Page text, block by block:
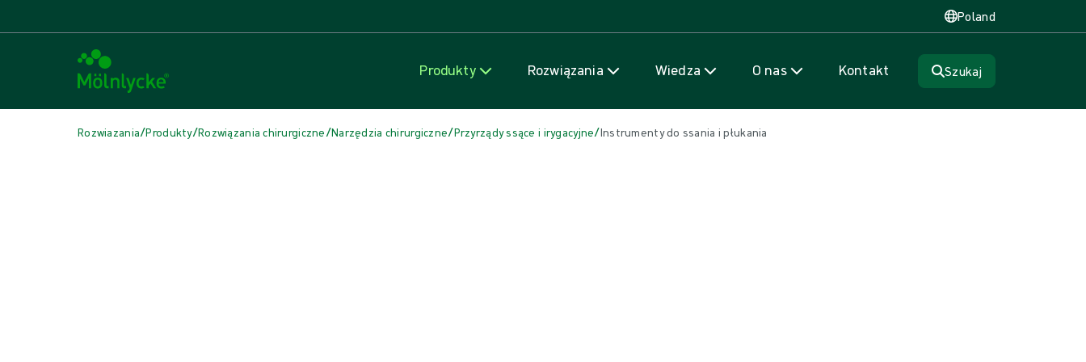
Poland
Produkty Rozwiązania Wiedza O nas Kontakt Szukaj
Rozwiazania/Produkty/Rozwiązania chirurgiczne/Narzędzia chirurgiczne/Przyrządy ssące i irygacyjne/Instrumenty do ssania i płukania